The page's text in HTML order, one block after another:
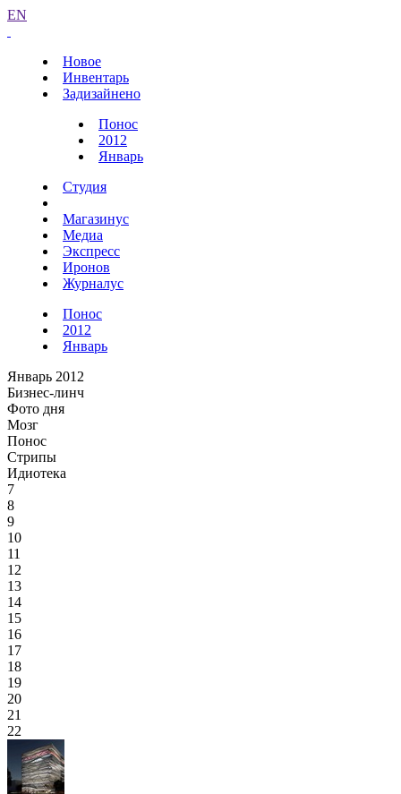
EN
Новое
Инвентарь
Задизайнено
Понос
2012
Январь
Студия
Магазинус
Медиа
Экспресс
Иронов
Журналус
Понос
2012
Январь
Январь 2012
Бизнес-линч
Фото дня
Мозг
Понос
Стрипы
Идиотека
7
8
9
10
11
12
13
14
15
16
17
18
19
20
21
22